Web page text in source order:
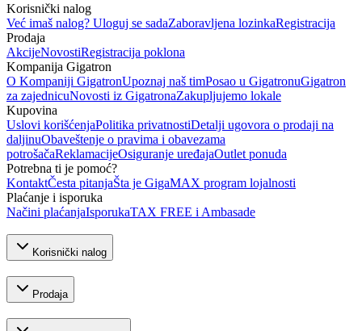
Korisnički nalog
Već imaš nalog? Uloguj se sadaZaboravljena lozinkaRegistracija
Prodaja
AkcijeNovostiRegistracija poklona
Kompanija Gigatron
O Kompaniji GigatronUpoznaj naš timPosao u GigatronuGigatron
za zajednicuNovosti iz GigatronaZakupljujemo lokale
Kupovina
Uslovi korišćenjaPolitika privatnostiDetalji ugovora o prodaji na
daljinuObaveštenje o pravima i obavezama
potrošačaReklamacijeOsiguranje uređajaOutlet ponuda
Potrebna ti je pomoć?
KontaktČesta pitanjaŠta je GigaMAX program lojalnosti
Plaćanje i isporuka
Načini plaćanjaIsporukaTAX FREE i Ambasade
Korisnički nalog
Prodaja